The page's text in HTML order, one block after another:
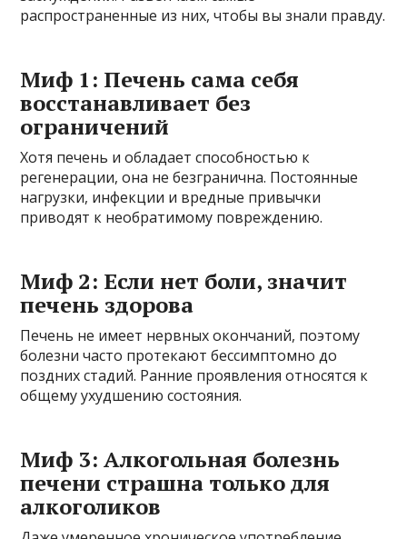
распространенные из них, чтобы вы знали правду.
Миф 1: Печень сама себя
восстанавливает без
ограничений
Хотя печень и обладает способностью к
регенерации, она не безгранична. Постоянные
нагрузки, инфекции и вредные привычки
приводят к необратимому повреждению.
Миф 2: Если нет боли, значит
печень здорова
Печень не имеет нервных окончаний, поэтому
болезни часто протекают бессимптомно до
поздних стадий. Ранние проявления относятся к
общему ухудшению состояния.
Миф 3: Алкогольная болезнь
печени страшна только для
алкоголиков